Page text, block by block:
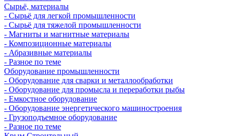
Сырьё, материалы
- Сырьё для легкой промышленности
- Сырьё для тяжелой промышленности
- Магниты и магнитные материалы
- Композиционные материалы
- Абразивные материалы
- Разное по теме
Оборудование промышленности
- Оборудование для сварки и металлообработки
- Оборудование для промысла и переработки рыбы
- Емкостное оборудование
- Оборудование энергетического машиностроения
- Грузоподъемное оборудование
- Разное по теме